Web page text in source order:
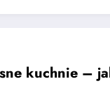
kuchnie –